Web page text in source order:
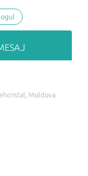
Moldova